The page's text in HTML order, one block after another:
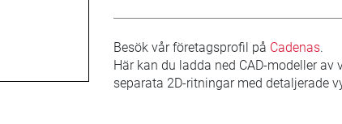
Besök vår företagsprofil på Cadenas.
Här kan du ladda ned CAD-modeller
separata 2D-ritningar med detaljerade